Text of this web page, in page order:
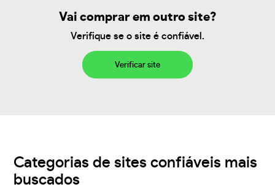
Vai comprar em outro site?
Verifique se o site é confiável.
Verificar site
Categorias de sites confiáveis mais
buscados